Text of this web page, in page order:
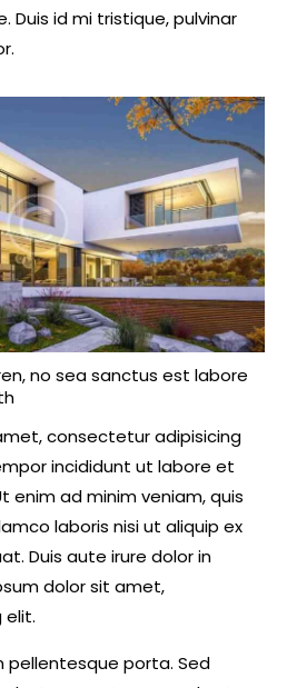
Duis id mi tristique, pulvinar
no sea sanctus est labore
consectetur adipisicing
incididunt ut labore et
enim ad minim veniam, quis
laboris nisi ut aliquip ex
Duis aute irure dolor in
dolor sit amet,
elit.
pellentesque porta. Sed